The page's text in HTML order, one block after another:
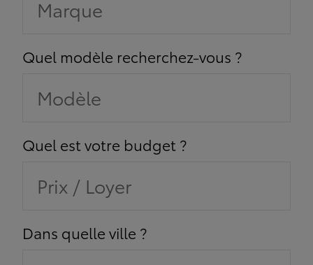
Marque
Quel modèle recherchez-vous ?
Modèle
Quel est votre budget ?
Prix / Loyer
Dans quelle ville ?